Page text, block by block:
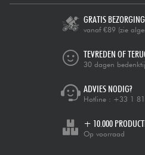
GRATIS BEZORGING
vanaf €89 (zie
TEVREDEN OF
30 dagen
ADVIES NODIG?
Hotline : +33 1
+ 10.000
Op voorraad